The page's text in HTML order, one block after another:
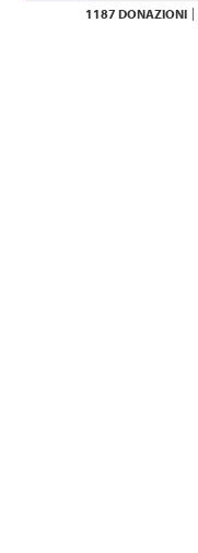
1187 DONAZIONI